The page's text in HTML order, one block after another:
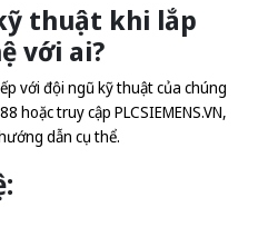
thuật khi lắp
với ai?
với đội ngũ kỹ thuật của chúng
hoặc truy cập PLCSIEMENS.VN,
dẫn cụ thể.